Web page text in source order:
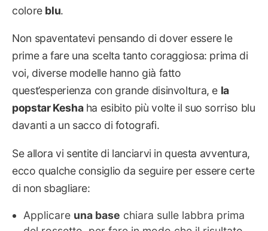
colore blu.
Non spaventatevi pensando di dover essere le
prime a fare una scelta tanto coraggiosa: prima di
voi, diverse modelle hanno già fatto
quest’esperienza con grande disinvoltura, e la
popstar Keshaha esibito più volte il suo sorriso blu
davanti a un sacco di fotografi.
Se allora vi sentite di lanciarvi in questa avventura,
ecco qualche consiglio da seguire per essere certe
di non sbagliare:
Applicare una base chiara sulle labbra prima